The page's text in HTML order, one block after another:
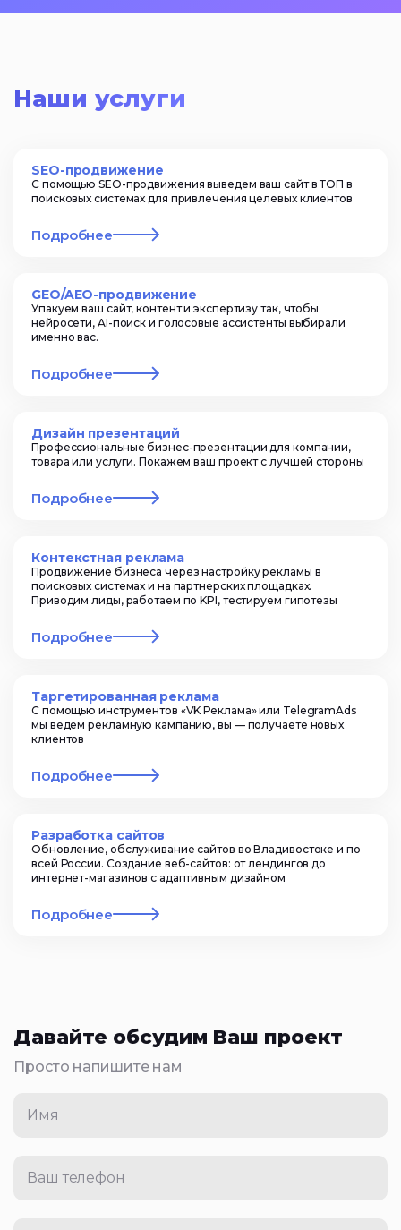
Наши услуги
SEO-продвижение
С помощью SEO-продвижения выведем ваш сайт в ТОП в
поисковых системах для привлечения целевых клиентов
Подробнее
GEO/AEO-продвижение
Упакуем ваш сайт, контент и экспертизу так, чтобы
нейросети, AI-поиск и голосовые ассистенты выбирали
именно вас.
Подробнее
Дизайн презентаций
Профессиональные бизнес-презентации для компании,
товара или услуги. Покажем ваш проект с лучшей стороны
Подробнее
Контекстная реклама
Продвижение бизнеса через настройку рекламы в
поисковых системах и на партнерских площадках.
Приводим лиды, работаем по KPI, тестируем гипотезы
Подробнее
Таргетированная реклама
С помощью инструментов «VK Реклама» или TelegramAds
мы ведем рекламную кампанию, вы — получаете новых
клиентов
Подробнее
Разработка сайтов
Обновление, обслуживание сайтов во Владивостоке и по
всей России. Создание веб-сайтов: от лендингов до
интернет-магазинов с адаптивным дизайном
Подробнее
Давайте обсудим Ваш проект
Просто напишите нам
Имя
Ваш телефон